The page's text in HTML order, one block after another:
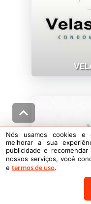
Nós usamos cookies e
melhorar a sua
publicidade e
nossos serviços, você
e termos de uso.